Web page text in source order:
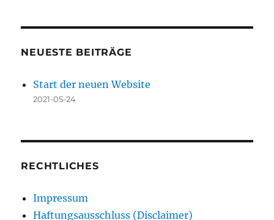
NEUESTE BEITRÄGE
Start der neuen Website
2021-05-24
RECHTLICHES
Impressum
Haftungsausschluss (Disclaimer)